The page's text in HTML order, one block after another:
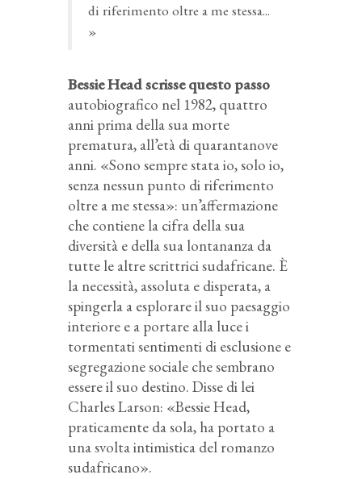
di riferimento oltre a me stessa...
»
Bessie Head scrisse questo passo
autobiografico nel 1982, quattro
anni prima della sua morte
prematura, all’età di quarantanove
anni. «Sono sempre stata io, solo io,
senza nessun punto di riferimento
oltre a me stessa»: un’affermazione
che contiene la cifra della sua
diversità e della sua lontananza da
tutte le altre scrittrici sudafricane. È
la necessità, assoluta e disperata, a
spingerla a esplorare il suo paesaggio
interiore e a portare alla luce i
tormentati sentimenti di esclusione e
segregazione sociale che sembrano
essere il suo destino. Disse di lei
Charles Larson: «Bessie Head,
praticamente da sola, ha portato a
una svolta intimistica del romanzo
sudafricano».